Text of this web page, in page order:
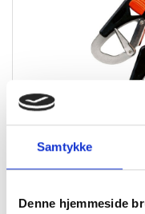
Samtykke
Denne hjemmeside